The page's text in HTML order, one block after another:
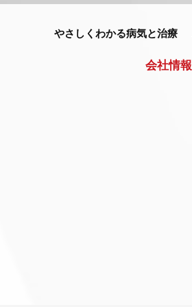
会社情報
やさしくわかる病気と治療